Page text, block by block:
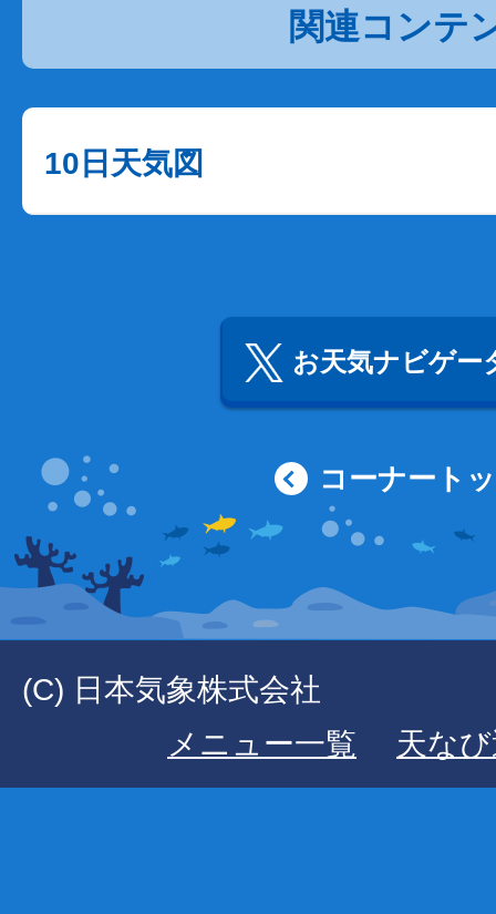
関連コンテ
10日天気図
お天気ナビゲー
コーナート
(C) 日本気象株式会社
メニュー一覧
天な